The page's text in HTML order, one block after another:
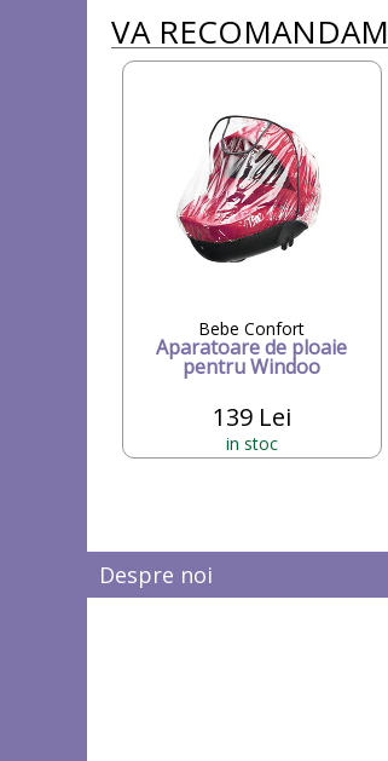
VA RECOMANDAM
Bebe Confort
Aparatoare de ploaie
pentru Windoo
139 Lei
in stoc
Despre noi